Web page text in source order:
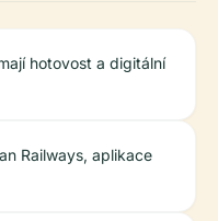
hotovost a digitální
Railways, aplikace